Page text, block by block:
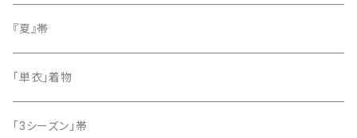
留袖
『夏』帯
「単衣」着物
「3シーズン」帯